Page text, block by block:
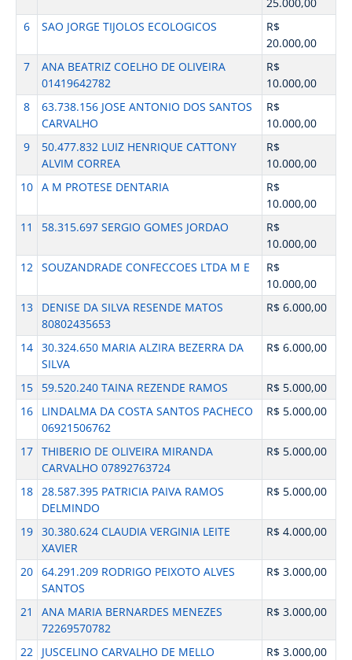
6
SAO JORGE TIJOLOS ECOLOGICOS
R$
20.000,00
7
ANA BEATRIZ COELHO DE OLIVEIRA
01419642782
R$
10.000,00
8
63.738.156 JOSE ANTONIO DOS SANTOS
CARVALHO
R$
10.000,00
9
50.477.832 LUIZ HENRIQUE CATTONY
ALVIM CORREA
R$
10.000,00
10 A M PROTESE DENTARIA
R$
10.000,00
11
58.315.697 SERGIO GOMES JORDAO
R$
10.000,00
12 SOUZANDRADE CONFECCOES LTDA M E
R$
10.000,00
13
DENISE DA SILVA RESENDE MATOS
80802435653
R$ 6.000,00
14 30.324.650 MARIA ALZIRA BEZERRA DA
SILVA
R$ 6.000,00
15 59.520.240 TAINA REZENDE RAMOS
R$ 5.000,00
16
LINDALMA DA COSTA SANTOS PACHECO
06921506762
R$ 5.000,00
17 THIBERIO DE OLIVEIRA MIRANDA
CARVALHO 07892763724
R$ 5.000,00
18 28.587.395 PATRICIA PAIVA RAMOS
DELMINDO
R$ 5.000,00
19 30.380.624 CLAUDIA VERGINIA LEITE
XAVIER
R$ 4.000,00
20 64.291.209 RODRIGO PEIXOTO ALVES
SANTOS
R$ 3.000,00
21
ANA MARIA BERNARDES MENEZES
72269570782
R$ 3.000,00
22
JUSCELINO CARVALHO DE MELLO
R$ 3.000,00